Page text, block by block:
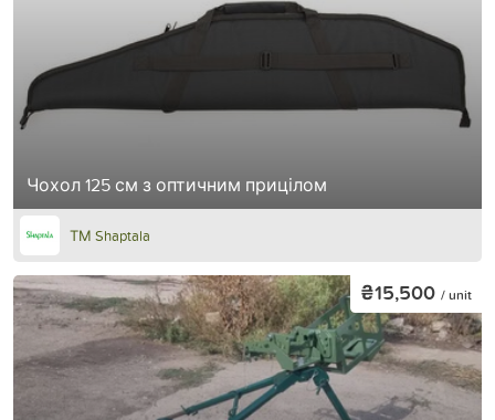
Чохол 125 см з оптичним прицілом
ТМ Shaptala
₴15,500 / unit